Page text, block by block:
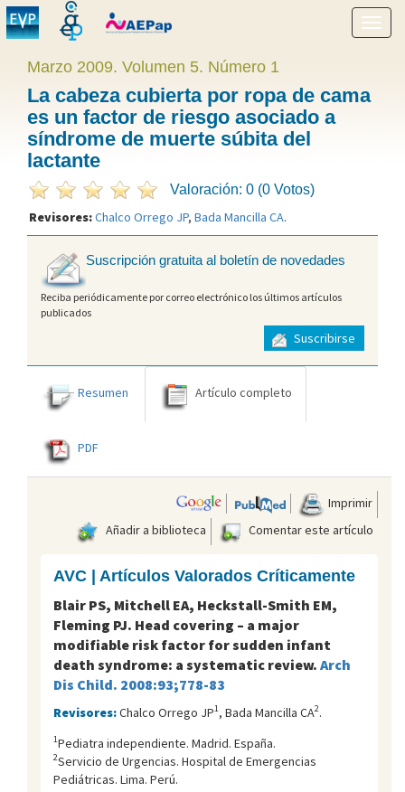
menú
Marzo 2009. Volumen 5. Número 1
La cabeza cubierta por ropa de cama
es un factor de riesgo asociado a
síndrome de muerte súbita del
lactante
Valoración: 0 (0 Votos)
Revisores:Chalco Orrego JP, Bada Mancilla CA.
Suscripción gratuita al boletín de novedades
Reciba periódicamente por correo electrónico los últimos artículos
publicados
Suscribirse
Resumen Artículo completo
PDF
Imprimir
Añadir a biblioteca
Comentar este artículo
AVC | Artículos Valorados Críticamente
Blair PS, Mitchell EA, Heckstall-Smith EM,
Fleming PJ. Head covering – a major
modifiable risk factor for sudden infant
death syndrome: a systematic review. Arch
Dis Child. 2008:93;778-83
Revisores:Chalco Orrego JP1, Bada Mancilla CA2.
1Pediatra independiente. Madrid. España.
2Servicio de Urgencias. Hospital de Emergencias
Pediátricas. Lima. Perú.